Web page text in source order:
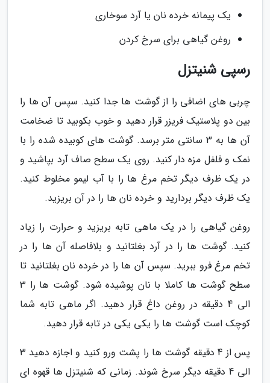
یک پیمانه خرده نان یا آرد سوخاری
روغن گیاهی برای سرخ کردن
رسپی شنیتزل
چربی های اضافی را از گوشت ها جدا کنید. سپس آن ها را
بین دو پلاستیک فریزر قرار دهید و خوب بکوبید تا ضخامت
آن ها به 3 سانتی متر برسد. گوشت های کوبیده شده را با
نمک و فلفل مزه دار کنید. روی یک سطح صاف آرد بپاشید و
در یک ظرف دیگر تخم مرغ ها را با آب لیمو مخلوط کنید.
یک ظرف دیگر بردارید و خرده نان ها را در آن بریزید.
روغن گیاهی را در یک ماهی تابه بریزید و حرارت را زیاد
کنید. گوشت ها را در آرد بغلتانید و بلافاصله آن ها را در
تخم مرغ فرو ببرید. سپس آن ها را در خرده نان بغلتانید تا
سطح گوشت ها کاملا با نان پوشیده شود. گوشت ها را 3
الی 4 دقیقه در روغن داغ قرار دهید. اگر ماهی تابه شما
کوچک است گوشت ها را یکی یکی در تابه قرار دهید.
پس از 4 دقیقه گوشت ها را پشت ورو کنید و اجازه دهید 3
الی 4 دقیقه دیگر سرخ شوند. زمانی که شنیتزل ها قهوه ای